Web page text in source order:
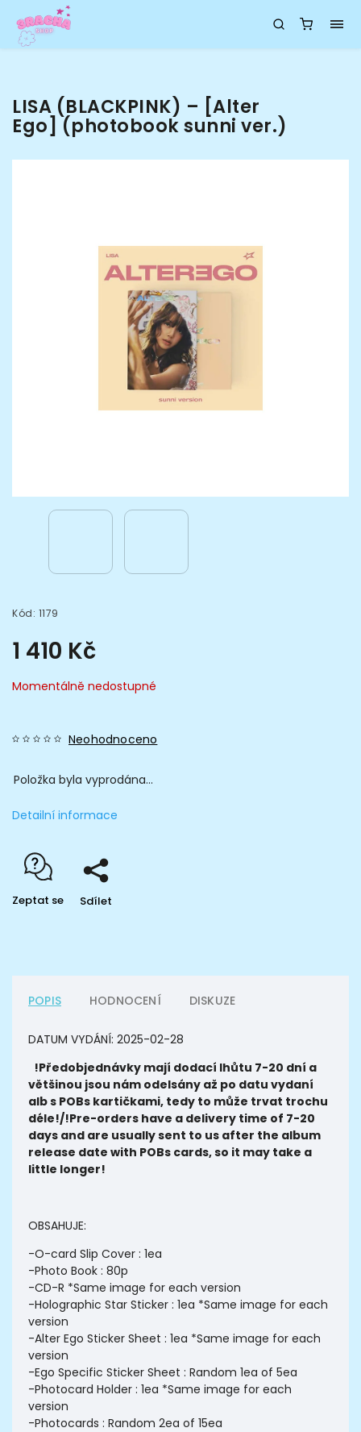
LISA (BLACKPINK) – [Alter
Ego] (photobook sunni ver.)
Kód: 1179
1 410 Kč
Momentálně nedostupné
Neohodnoceno
Položka byla vyprodána…
Detailní informace
Zeptat se Sdílet
POPIS HODNOCENÍ DISKUZE
DATUM VYDÁNÍ: 2025-02-28
!Předobjednávky mají dodací lhůtu 7-20 dní a
většinou jsou nám odelsány až po datu vydaní
alb s POBs kartičkami, tedy to může trvat trochu
déle!/!Pre-orders have a delivery time of 7-20
days and are usually sent to us after the album
release date with POBs cards, so it may take a
little longer!
OBSAHUJE:
-O-card Slip Cover : 1ea
-Photo Book : 80p
-CD-R *Same image for each version
-Holographic Star Sticker : 1ea *Same image for each
version
-Alter Ego Sticker Sheet : 1ea *Same image for each
version
-Ego Specific Sticker Sheet : Random 1ea of 5ea
-Photocard Holder : 1ea *Same image for each
version
-Photocards : Random 2ea of 15ea